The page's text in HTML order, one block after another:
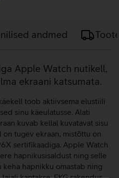
andmed
Apple Watch nutikell,
ekraani katsumata.
toob aktiivsema elustiili
sinu käeulatusse. Alati
kuvab kellal kuvatavat sisu
on tugev ekraan, mistõttu on
sertifikaadiga. Apple Watch
hapnikusisaldust ning selle
keha hapnikku omastab ning